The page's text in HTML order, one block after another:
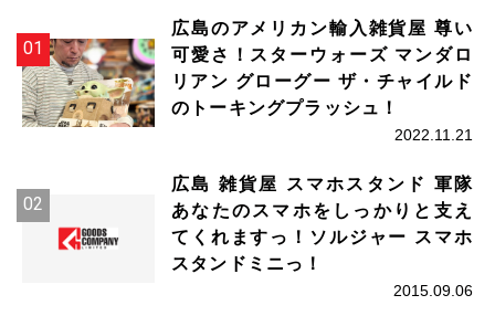
広島のアメリカン輸入雑貨屋 尊い
可愛さ！スターウォーズ マンダロ
リアン グローグー ザ・チャイルド
のトーキングプラッシュ！
2022.11.21
広島 雑貨屋 スマホスタンド 軍隊
あなたのスマホをしっかりと支え
てくれますっ！ソルジャー スマホ
スタンドミニっ！
2015.09.06